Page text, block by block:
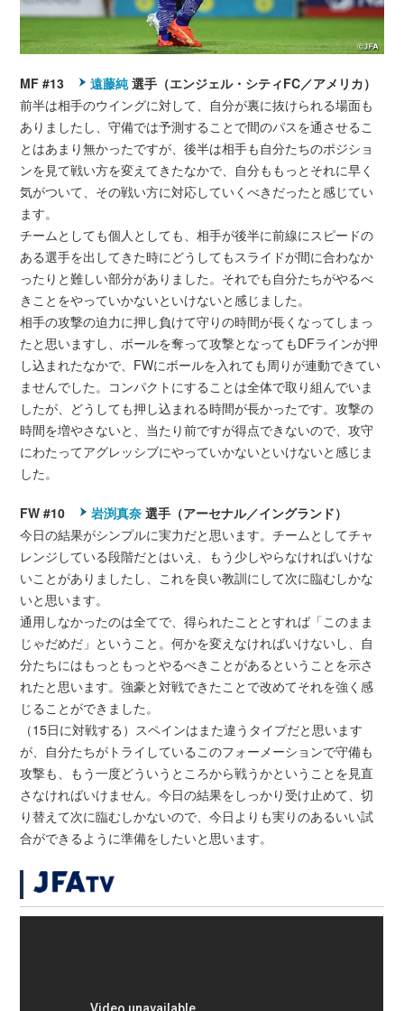
MF #13 遠藤純選手（エンジェル・シティFC／アメリカ）
前半は相手のウイングに対して、自分が裏に抜けられる場面も
ありましたし、守備では予測することで間のパスを通させるこ
とはあまり無かったですが、後半は相手も自分たちのポジショ
ンを見て戦い方を変えてきたなかで、自分ももっとそれに早く
気がついて、その戦い方に対応していくべきだったと感じてい
ます。
チームとしても個人としても、相手が後半に前線にスピードの
ある選手を出してきた時にどうしてもスライドが間に合わなか
ったりと難しい部分がありました。それでも自分たちがやるべ
きことをやっていかないといけないと感じました。
相手の攻撃の迫力に押し負けて守りの時間が長くなってしまっ
たと思いますし、ボールを奪って攻撃となってもDFラインが押
し込まれたなかで、FWにボールを入れても周りが連動できてい
ませんでした。コンパクトにすることは全体で取り組んでいま
したが、どうしても押し込まれる時間が長かったです。攻撃の
時間を増やさないと、当たり前ですが得点できないので、攻守
にわたってアグレッシブにやっていかないといけないと感じま
した。
FW #10 岩渕真奈 選手（アーセナル／イングランド）
今日の結果がシンプルに実力だと思います。チームとしてチャ
レンジしている段階だとはいえ、もう少しやらなければいけな
いことがありましたし、これを良い教訓にして次に臨むしかな
いと思います。
通用しなかったのは全てで、得られたこととすれば「このまま
じゃだめだ」ということ。何かを変えなければいけないし、自
分たちにはもっともっとやるべきことがあるということを示さ
れたと思います。強豪と対戦できたことで改めてそれを強く感
じることができました。
（15日に対戦する）スペインはまた違うタイプだと思います
が、自分たちがトライしているこのフォーメーションで守備も
攻撃も、もう一度どういうところから戦うかということを見直
さなければいけません。今日の結果をしっかり受け止めて、切
り替えて次に臨むしかないので、今日よりも実りのあるいい試
合ができるように準備をしたいと思います。